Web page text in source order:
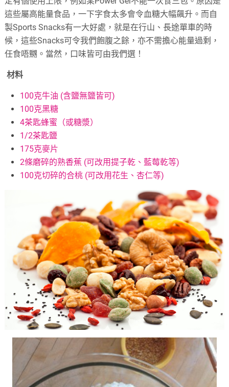
這些屬高能量食品，一下字食太多會令血糖大幅飆升。而自
製Sports Snacks有一大好處，就是在行山、長途單車的時
候，這些Snacks可令我們飽腹之餘，亦不需擔心能量過剩，
任食唔嬲。當然，口味皆可由我們選！
材料
100克牛油 (含鹽無鹽皆可)
100克黑糖
4茶匙蜂蜜（或糖漿）
1/2茶匙鹽
175克麥片
2條磨碎的熟香蕉 (可改用提子乾、藍莓乾等)
100克切碎的合桃 (可改用花生、杏仁等)